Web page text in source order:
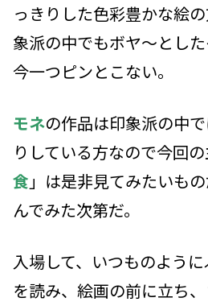
っきりした色彩豊かな絵
象派の中でもボヤ～とし
今一つピンとこない。
モネの作品は印象派の中
りしている方なので今回
食 」は是非見てみたいも
んでみた次第だ。
入場して、いつものよう
を読み、絵画の前に立ち